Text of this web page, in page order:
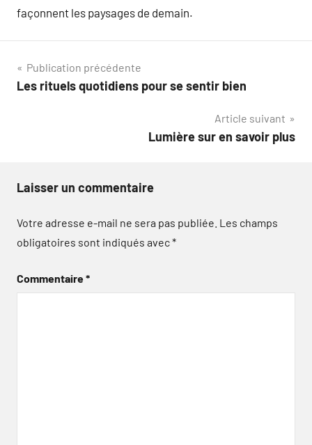
façonnent les paysages de demain.
Navigation
de
Publication précédente
Les rituels quotidiens pour se sentir bien
Article suivant
Lumière sur en savoir plus
Laisser un commentaire
Votre adresse e-mail ne sera pas publiée. Les champs
obligatoires sont indiqués avec*
Commentaire*